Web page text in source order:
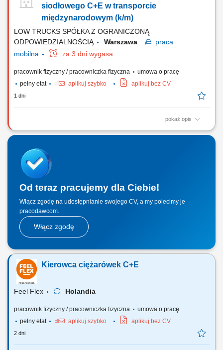
pojazdów, zgodnie z obowiązującymi przepisami prawa, umowami z
klientami oraz wytycznymi firmy....
siodłowego C+E w transporcie
międzynarodowym (k/m)
LOW TRUCKS SPÓŁKA Z OGRANICZONĄ
ODPOWIEDZIALNOŚCIĄ
Warszawa
praca
mobilna
za 3 dni wygasa
pracownik fizyczny / pracowniczka fizyczna
umowa o pracę
pełny etat
aplikuj szybko aplikuj bez CV
1 dni
pokaż opis
Realizacja dalekobieżnych przewozów towarowych ciągnikiem
Sprawowanie nadzoru nad właściwym rozmieszczeniem oraz
zabezpieczeniem ładunków podczas operacji logistycznych;
Rygorystyczne stosowanie się do międzynarodowych...
Od teraz pracujemy dla Ciebie!
Włącz zgodę na udostępnianie swojego CV, a my polecimy je
pracodawcom.
Włącz zgodę
Kierowca ciężarówek C+E
Feel Flex Holandia
pracownik fizyczny / pracowniczka fizyczna
umowa o pracę
pełny etat
aplikuj szybko aplikuj bez CV
2 dni